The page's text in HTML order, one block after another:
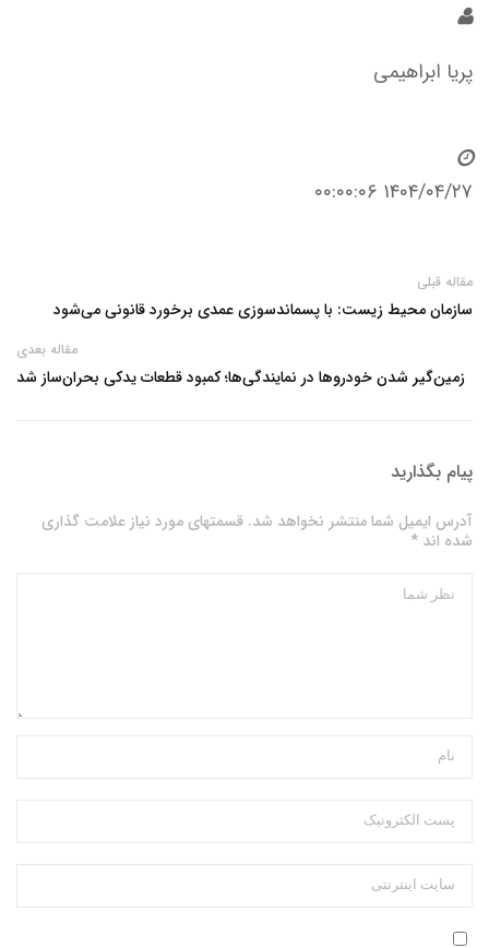
پریا ابراهیمی
۱۴۰۴/۰۴/۲۷ ۰۰:۰۰:۰۶
مقاله قبلی
سازمان محیط زیست: با پسماندسوزی‌ عمدی برخورد قانونی می‌شود
مقاله بعدی
زمین‌گیر شدن خودروها در نمایندگی‌ها؛ کمبود قطعات یدکی بحران‌ساز شد
پیام بگذارید
آدرس ایمیل شما منتشر نخواهد شد. قسمتهای مورد نیاز علامت گذاری
شده اند *